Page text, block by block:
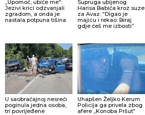
„Upomoć, ubiće me“:
Jezivi krici odzvanjali
zgradom, a onda je
nastala potpuna tišina
Supruga ubijenog
Harisa Babića kroz suze
za Avaz: “Digao je
majicu i rekao: Biraj
gdje ćeš me izbosti”
U saobraćajnoj nesreći
poginula jedna osoba,
tri povrijeđene
Uhapšen Željko Kerum:
Policija ga privela zbog
afere „Konoba Pršut“